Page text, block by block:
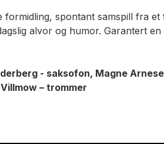
formidling, spontant samspill fra et
alvor og humor. Garantert
- saksofon, Magne
– trommer